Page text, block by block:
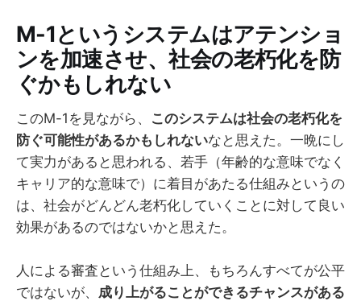
M-1というシステムはアテンショ
ンを加速させ、社会の老朽化を防
ぐかもしれない
このM-1を見ながら、 このシステムは社会の老朽化を
防ぐ可能性があるかもしれないなと思えた。一晩にし
て実力があると思われる、若手（年齢的な意味でなく
キャリア的な意味で）に着目があたる仕組みというの
は、社会がどんどん老朽化していくことに対して良い
効果があるのではないかと思えた。
人による審査という仕組み上、もちろんすべてが公平
ではないが、 成り上がることができるチャンスがある